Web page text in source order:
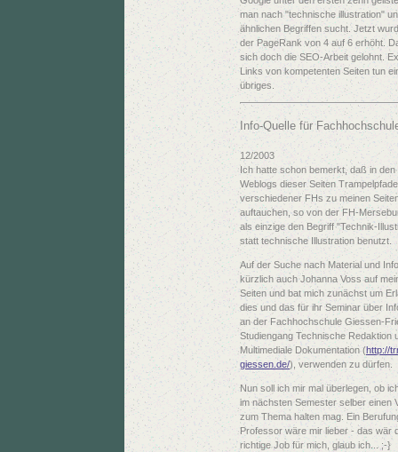
man nach "technische illustration"
ähnlichen Begriffen sucht. Jetzt
der PageRank von 4 auf 6 erhöht.
sich doch die SEO-Arbeit gelohnt.
Links von kompetenten Seiten tun
übriges.
Info-Quelle für
12/2003
Ich hatte schon bemerkt, daß in den
Weblogs dieser Seiten Trampelpfade
verschiedener FHs zu meinen
auftauchen, so von der FH-
als einzige den Begriff "Technik-
statt technische Illustration benutzt.
Auf der Suche nach Material und
kürzlich auch Johanna Voss auf
Seiten und bat mich zunächst um
dies und das für ihr Seminar über
an der Fachhochschule Giessen-
Studiengang Technische Redaktion
Multimediale Dokumentation (http://
giessen.de/), verwenden zu dürfen.
Nun soll ich mir mal überlegen, ob
im nächsten Semester selber einen
zum Thema halten mag. Ein
Professor wäre mir lieber - das wär
richtige Job für mich, glaub ich... ;-}